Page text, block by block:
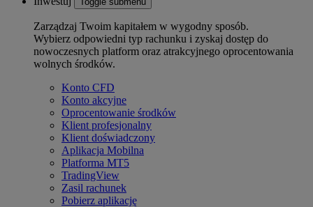
Zarządzaj Twoim kapitałem w wygodny sposób.
Wybierz odpowiedni typ rachunku i zyskaj dostęp do
nowoczesnych platform oraz atrakcyjnego oprocentowania
wolnych środków.
Konto CFD
Konto akcyjne
Oprocentowanie środków
Klient profesjonalny
Klient doświadczony
Aplikacja Mobilna
Platforma MT5
TradingView
Zasil rachunek
Pobierz aplikację